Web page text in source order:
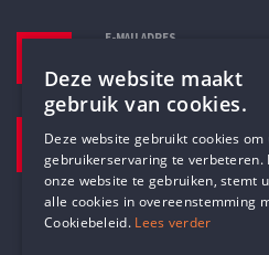
E-MAILADRES
Pottenbrug 4
Antwerpen, 2000
Deze website maakt
gebruik van cookies.
Deze website gebruikt cookies om
gebruikerservaring te verbeteren.
onze website te gebruiken, stemt
alle cookies in overeenstemming
Cookiebeleid. Lees verder